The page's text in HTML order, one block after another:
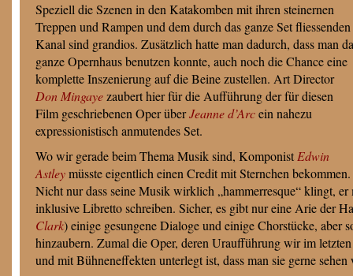
Speziell die Szenen in den Katakomben mit ihren steinernen
Treppen und Rampen und dem durch das ganze Set fliessenden
Kanal sind grandios. Zusätzlich hatte man dadurch, dass man
ganze Opernhaus benutzen konnte, auch noch die Chance eine
komplette Inszenierung auf die Beine zustellen. Art Director
Don Mingayezaubert hier für die Aufführung der für diesen
Film geschriebenen Oper überJeanne d’Arcein nahezu
expressionistisch anmutendes Set.
Wo wir gerade beim Thema Musik sind, KomponistEdwin
Astleymüsste eigentlich einen Credit mit Sternchen bekommen.
Nicht nur dass seine Musik wirklich „hammerresque“ klingt,
inklusive Libretto schreiben. Sicher, es gibt nur eine Arie der
Clark) einige gesungene Dialoge und einige Chorstücke, aber
hinzaubern. Zumal die Oper, deren Uraufführung wir im
und mit Bühneneffekten unterlegt ist, dass man sie gerne sehen